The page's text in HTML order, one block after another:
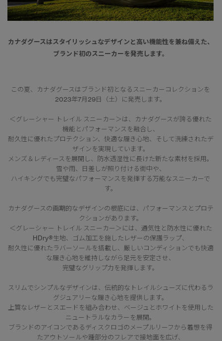
アパレル
フットウェア
アパレル
フットウェア
カナダグースはスタイリッシュなデザインと高い機能性を兼ね備えた、
ブランド初のスニーカーを発売します。
この夏、カナダグースはブランド初となるスニーカーコレクションを
2023年7月29日（土）に発売します。
＜グレーシャー トレイル スニーカー＞は、カナダグースが誇る優れた
機能とパフォーマンスを融合し、
耐久性に優れたプロテクション、快適な履き心地、そして洗練されたデ
ザインを実現しています。
メンズ＆レディースを展開し、防水透湿性に長けた新たな素材を採用。
雪や雨、日差しが照り付ける街中や、
ハイキングでも完璧なパフォーマンスを発揮する万能なスニーカーで
す。
カナダグースの画期的なデザインの根底には、パフォーマンスとプロテ
クションがあります。
＜グレーシャー トレイル スニーカー＞には、通気性と防水性に優れた
HDry®生地、ゴム加工を施したレザーの保護ラップ、
耐久性に優れたラバーソールを搭載し、厳しいコンディションでも快適
な履き心地を維持しながら足元を安定させ、
完璧なグリップ力を発揮します。
スリムでシンプルなデザインは、伝統的なトレイルシューズに代わるラ
グジュアリーな履き心地を提供します。
上質なレザーとスエードを組み合わせ、ベージュとホワイトを使用した
ニュートラルなカラーを展開。
ブランドのアイコンであるディスクロゴのメープルリーフから着想を得
たアウトソールや踵部分のフレアで接地面を広げ、